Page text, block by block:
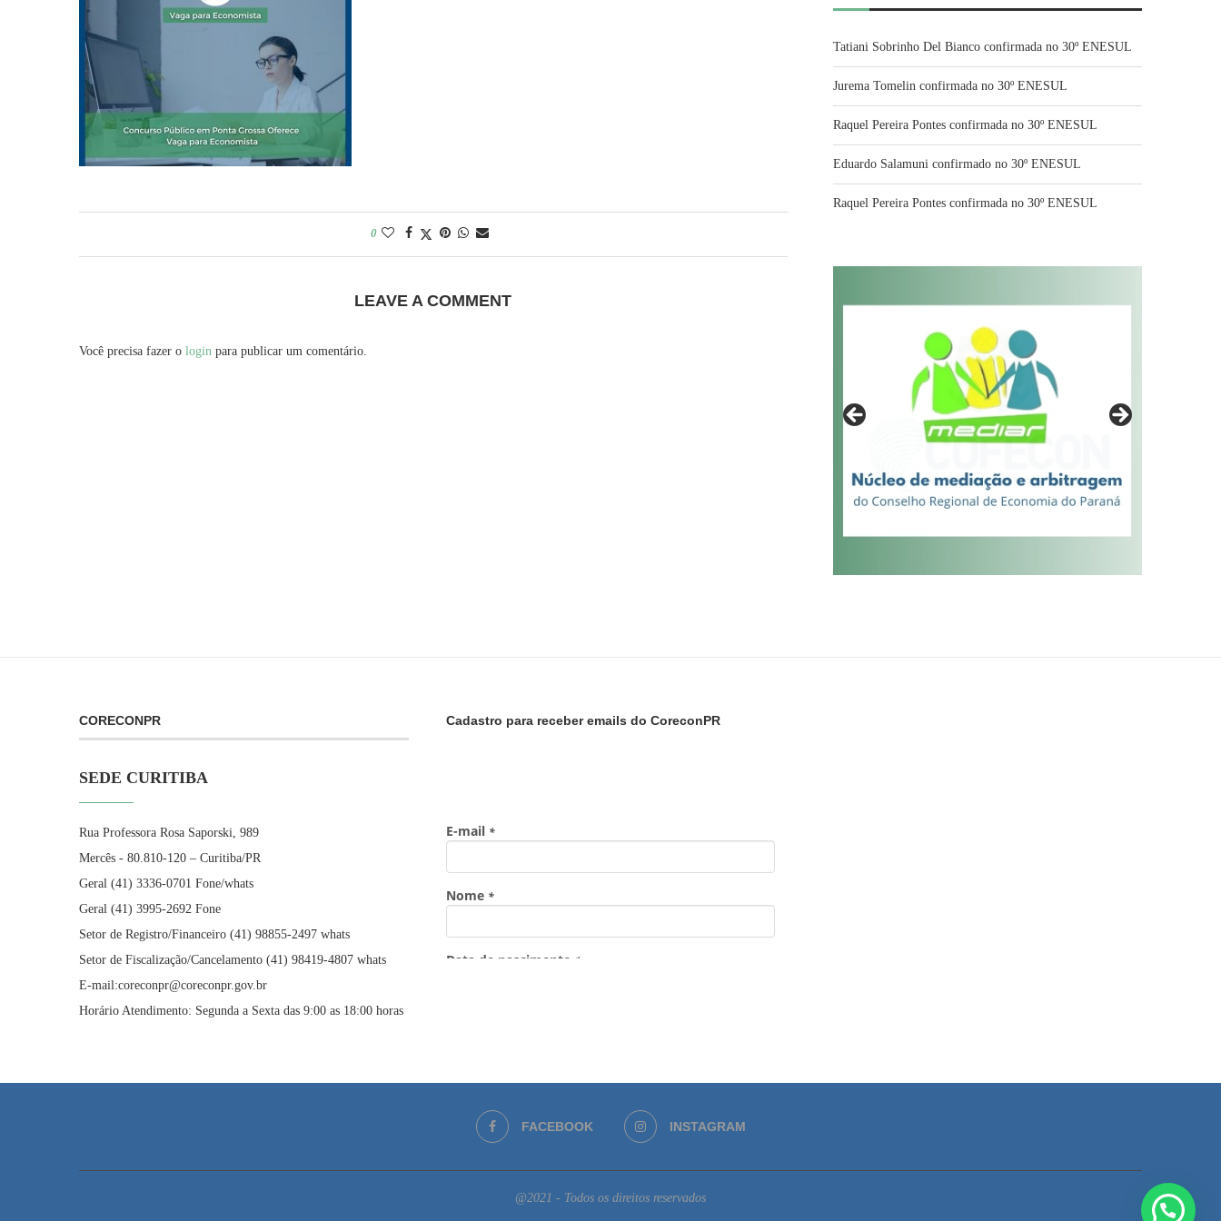
0
LEAVE A COMMENT
Você precisa fazer o login para publicar um comentário.
Tatiani Sobrinho Del Bianco confirmada no 30º ENESUL
Jurema Tomelin confirmada no 30º ENESUL
Raquel Pereira Pontes confirmada no 30º ENESUL
Eduardo Salamuni confirmado no 30º ENESUL
Raquel Pereira Pontes confirmada no 30º ENESUL
CORECONPR
SEDE CURITIBA
Rua Professora Rosa Saporski, 989
Mercês - 80.810-120 – Curitiba/PR
Geral (41) 3336-0701 Fone/whats
Geral (41) 3995-2692 Fone
Setor de Registro/Financeiro (41) 98855-2497 whats
Setor de Fiscalização/Cancelamento (41) 98419-4807 whats
E-mail:coreconpr@coreconpr.gov.br
Horário Atendimento: Segunda a Sexta das 9:00 as 18:00 horas
Cadastro para receber emails do CoreconPR
FACEBOOK INSTAGRAM
@2021 - Todos os direitos reservados